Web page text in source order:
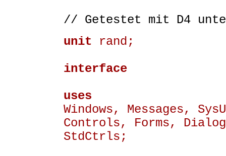
// Getestet mit D4
unit rand;
interface
uses
Windows, Messages,
Controls, Forms,
StdCtrls;